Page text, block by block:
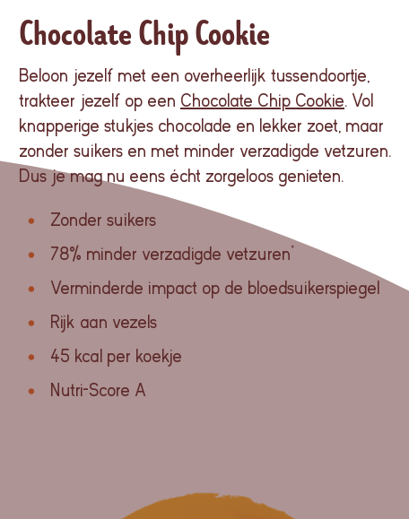
Chocolate Chip Cookie
Beloon jezelf met een overheerlijk tussendoortje,
trakteer jezelf op een Chocolate Chip Cookie. Vol
knapperige stukjes chocolade en lekker zoet, maar
zonder suikers en met minder verzadigde vetzuren.
Dus je mag nu eens écht zorgeloos genieten.
Zonder suikers
78% minder verzadigde vetzuren*
Verminderde impact op de bloedsuikerspiegel
Rijk aan vezels
45 kcal per koekje
Nutri-Score A